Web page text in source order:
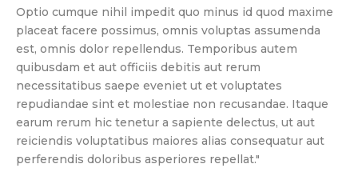
Optio cumque nihil impedit quo minus id quod maxime
placeat facere possimus, omnis voluptas assumenda
est, omnis dolor repellendus. Temporibus autem
quibusdam et aut officiis debitis aut rerum
necessitatibus saepe eveniet ut et voluptates
repudiandae sint et molestiae non recusandae. Itaque
earum rerum hic tenetur a sapiente delectus, ut aut
reiciendis voluptatibus maiores alias consequatur aut
perferendis doloribus asperiores repellat."